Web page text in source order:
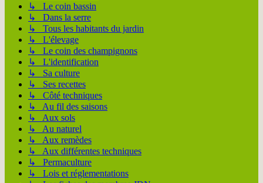
↳ Le coin bassin
↳ Dans la serre
↳ Tous les habitants du jardin
↳ L'élevage
↳ Le coin des champignons
↳ L'identification
↳ Sa culture
↳ Ses recettes
↳ Côté techniques
↳ Au fil des saisons
↳ Aux sols
↳ Au naturel
↳ Aux remèdes
↳ Aux différentes techniques
↳ Permaculture
↳ Lois et réglementations